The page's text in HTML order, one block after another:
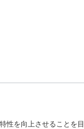
性を向上させることを